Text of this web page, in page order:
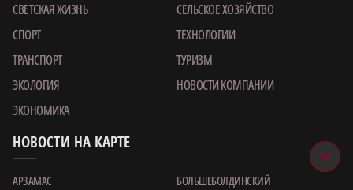
СВЕТСКАЯ ЖИЗНЬ
СЕЛЬСКОЕ ХОЗЯЙСТВО
СПОРТ
ТЕХНОЛОГИИ
ТРАНСПОРТ
ТУРИЗМ
ЭКОЛОГИЯ
НОВОСТИ КОМПАНИИ
ЭКОНОМИКА
НОВОСТИ НА КАРТЕ
АРЗАМАС
БОЛЬШЕБОЛДИНСКИЙ